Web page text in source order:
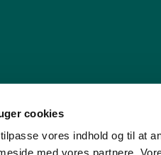
cookies
vores indhold og til at
med vores partnere.